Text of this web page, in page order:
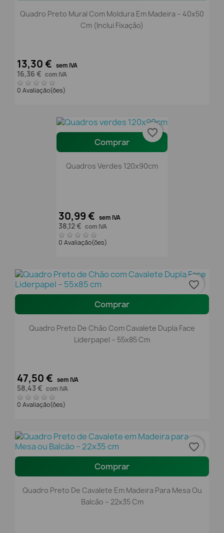
Quadro Preto Mural Com Moldura Em Madeira – 40x50
Cm (Inclui Fixação)
13,30 € sem IVA
16,36 € com IVA
0 Avaliação(ões)
Comprar
Quadros Verdes 120x90cm
30,99 € sem IVA
38,12 € com IVA
0 Avaliação(ões)
favorite_border
Comprar
Quadro Preto De Chão Com Cavalete Dupla Face
Liderpapel – 55x85 Cm
47,50 € sem IVA
58,43 € com IVA
0 Avaliação(ões)
favorite_border
Comprar
Quadro Preto De Cavalete Em Madeira Para Mesa Ou
Balcão – 22x35 Cm
favorite_border